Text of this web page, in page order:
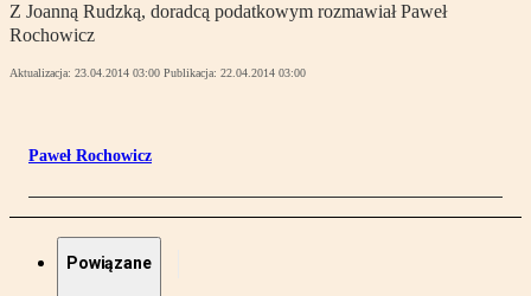
Z Joanną Rudzką, doradcą podatkowym rozmawiał Paweł
Rochowicz
Aktualizacja: 23.04.2014 03:00 Publikacja: 22.04.2014 03:00
Paweł Rochowicz
Powiązane